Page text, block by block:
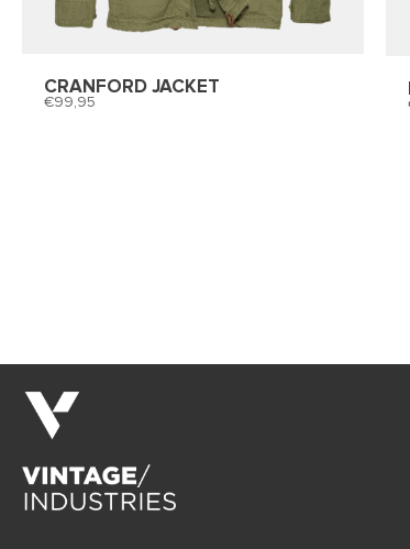
CRANFORD JACKET
99,95